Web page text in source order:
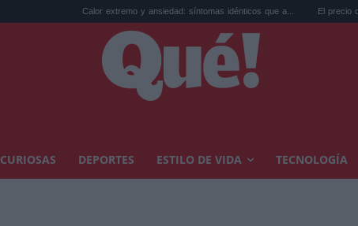
Calor extremo y ansiedad: síntomas idénticos que a... El precio de la vivienda en
CURIOSAS DEPORTES ESTILO DE VIDA TECNOLOGÍA